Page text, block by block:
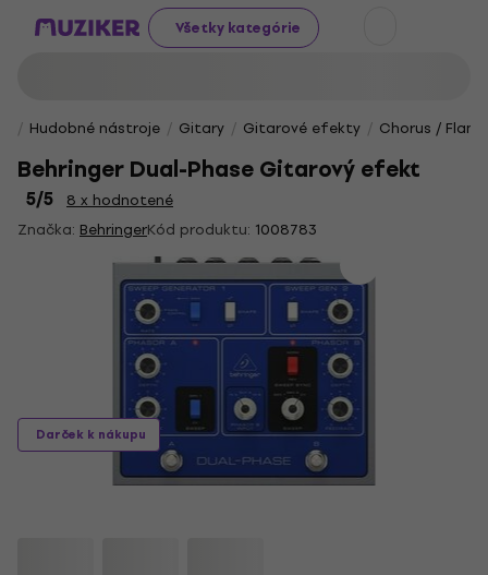
Všetky kategórie
Hudobné nástroje Gitary Gitarové efekty Chorus /
Behringer Dual-Phase Gitarový efekt
5/5
8 x hodnotené
Značka: BehringerKód produktu: 1008783
Darček k nákupu